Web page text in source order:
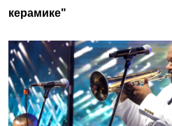
керамике"